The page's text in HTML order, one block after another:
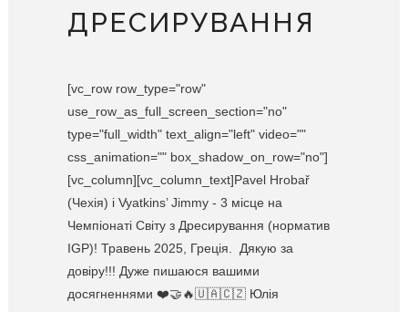
ДРЕСИРУВАННЯ
[vc_row row_type="row"
use_row_as_full_screen_section="no"
type="full_width" text_align="left" video=""
css_animation="" box_shadow_on_row="no"]
[vc_column][vc_column_text]Pavel Hrobař
(Чехія) і Vyatkins’ Jimmy - 3 місце на
Чемпіонаті Світу з Дресирування (норматив
IGP)! Травень 2025, Греція. Дякую за
довіру!!! Дуже пишаюся вашими
досягненнями ❤️🤝🔥🇺🇦🇨🇿 Юлія